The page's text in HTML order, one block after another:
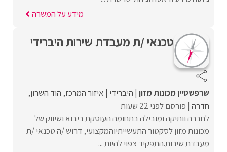
מידע על המשרה
טכנאי /ת מעבדת שירות היברידי
שרפשטיין מכונות מזון היברידי איזור המרכז הוד השרון
חדרה פורסם לפני 22 שעות
לחברה וותיקה ומובילה בתחומה העוסקת ביבוא ושיווק של
מכונות מזון לסקטור התעשייתיוהמקצועי, דרוש /ה טכנאי /ת
מעבדת שירות.התפקיד צפוי להיות ...